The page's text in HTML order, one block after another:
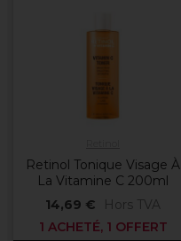
Retinol Tonique Visage À
La Vitamine C 200ml
14,69 €
Hors TVA
1 ACHETÉ, 1 OFFERT